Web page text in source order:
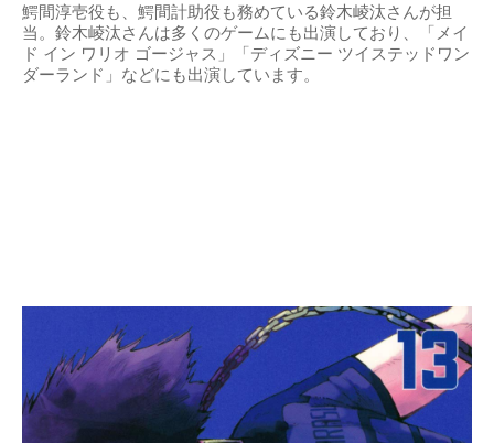
鰐間淳壱役も、鰐間計助役も務めている鈴木崚汰さんが担
当。鈴木崚汰さんは多くのゲームにも出演しており、「メイ
ド イン ワリオ ゴージャス」「ディズニー ツイステッドワン
ダーランド」などにも出演しています。